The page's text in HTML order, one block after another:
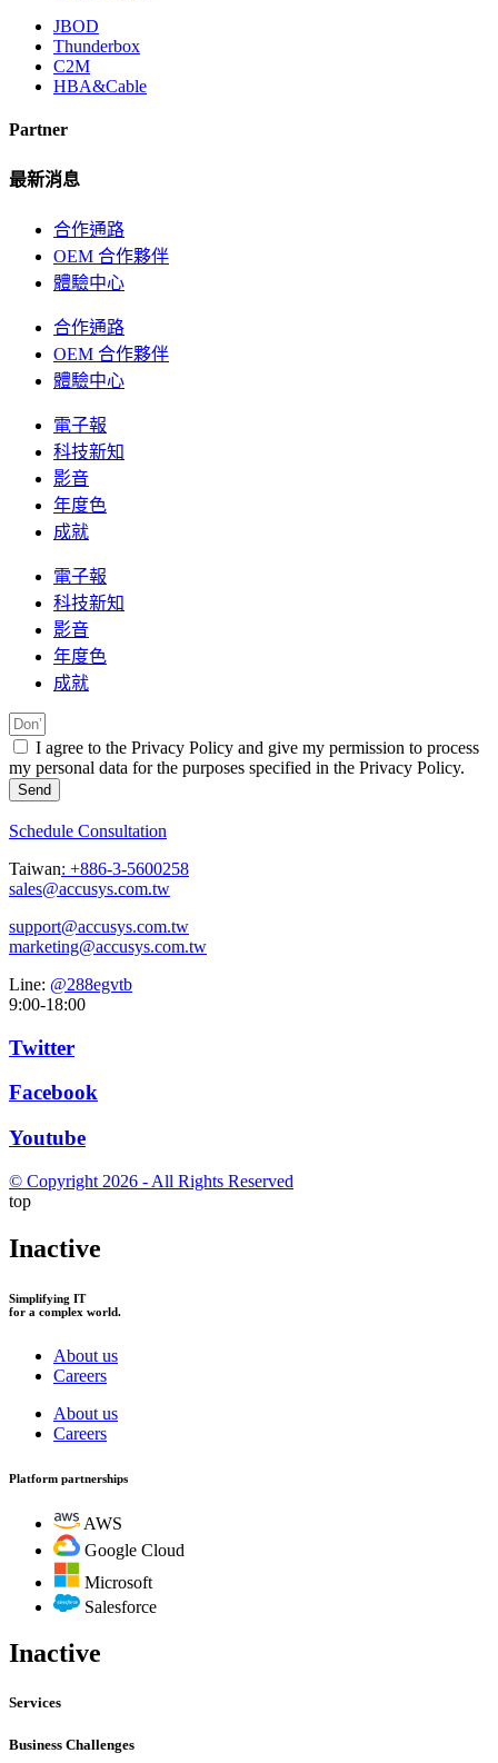
JBOD
Thunderbox
C2M
HBA&Cable
Partner
最新消息
合作通路
OEM 合作夥伴
體驗中心
合作通路
OEM 合作夥伴
體驗中心
電子報
科技新知
影音
年度色
成就
電子報
科技新知
影音
年度色
成就
I agree to the Privacy Policy and give my permission to process
my personal data for the purposes specified in the Privacy Policy.
Send
Schedule Consultation
Taiwan: +886-3-5600258
sales@accusys.com.tw
support@accusys.com.tw
marketing@accusys.com.tw
Line: @288egvtb
9:00-18:00
Twitter
Facebook
Youtube
© Copyright 2026 - All Rights Reserved
top
Inactive
Simplifying IT
for a complex world.
About us
Careers
About us
Careers
Platform partnerships
AWS
Google Cloud
Microsoft
Salesforce
Inactive
Services
Business Challenges